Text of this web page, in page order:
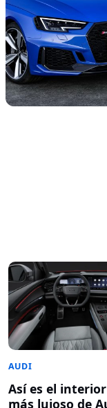
AUDI
Así es el interior
más lujoso de